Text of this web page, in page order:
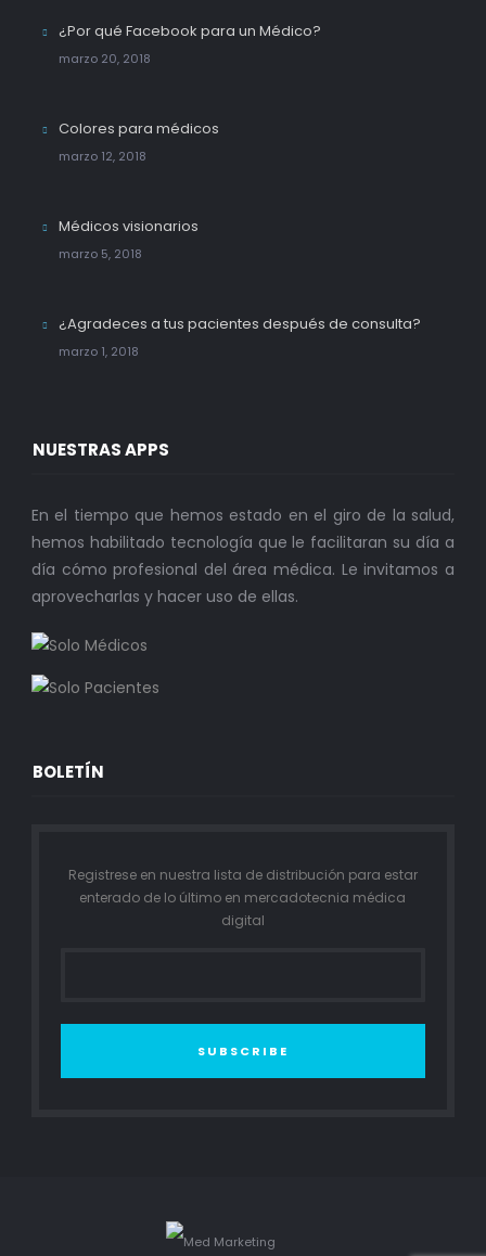
¿Por qué Facebook para un Médico?
marzo 20, 2018
Colores para médicos
marzo 12, 2018
Médicos visionarios
marzo 5, 2018
¿Agradeces a tus pacientes después de consulta?
marzo 1, 2018
NUESTRAS APPS
En el tiempo que hemos estado en el giro de la salud,
hemos habilitado tecnología que le facilitaran su día a
día cómo profesional del área médica. Le invitamos a
aprovecharlas y hacer uso de ellas.
BOLETÍN
Registrese en nuestra lista de distribución para estar
enterado de lo último en mercadotecnia médica
digital
SUBSCRIBE